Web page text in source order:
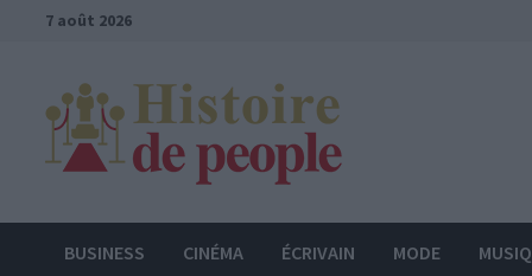
Passer7 août 2026
BUSINESS CINÉMA ÉCRIVAIN MODE